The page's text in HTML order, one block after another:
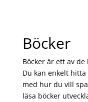
Böcker
Böcker är ett av
Du kan enkelt
med hur du vill
läsa böcker